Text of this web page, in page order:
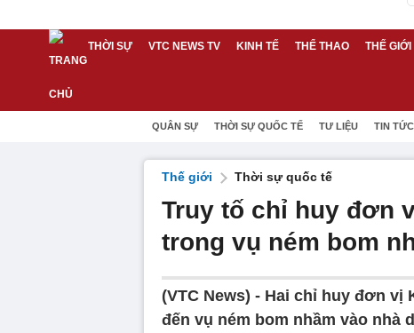
THỜI SỰ VTC NEWS TV KINH TẾ THỂ THAO THẾ GIỚI
QUÂN SỰ THỜI SỰ QUỐC TẾ TƯ LIỆU TIN
Thế giới Thời sự quốc tế
Truy tố chỉ huy đơn
trong vụ ném bom
(VTC News) - Hai chỉ huy đơn vị
đến vụ ném bom nhầm vào nhà